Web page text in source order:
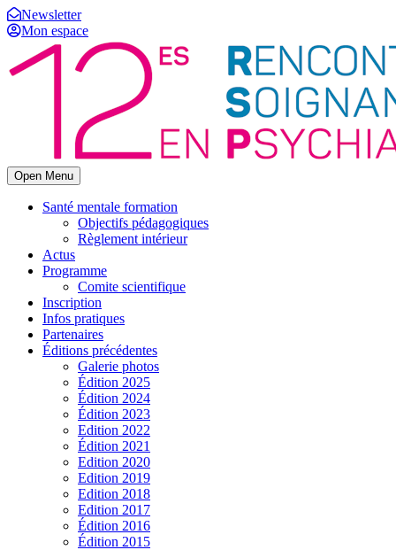
Newsletter
Mon espace
Open Menu
Santé mentale formation
Objectifs pédagogiques
Règlement intérieur
Actus
Programme
Comite scientifique
Inscription
Infos pratiques
Partenaires
Éditions précédentes
Galerie photos
Édition 2025
Édition 2024
Édition 2023
Edition 2022
Édition 2021
Edition 2020
Edition 2019
Edition 2018
Edition 2017
Édition 2016
Édition 2015